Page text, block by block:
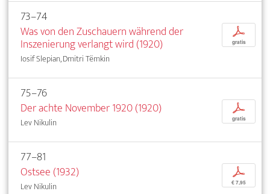
73–74
Was von den Zuschauern während der
Inszenierung verlangt wird (1920)
Iosif Slepian, Dmitri Tëmkin
p
gratis
75–76
Der achte November 1920 (1920)
Lev Nikulin
p
gratis
77–81
Ostsee (1932)
Lev Nikulin
p
€ 7,95